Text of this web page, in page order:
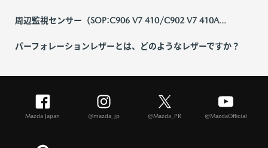
周辺監視センサー（SOP:C906 V7 410/C902 V7 410A...
パーフォレーションレザーとは、どのようなレザーですか？
Mazda Japan @mazda_jp @Mazda_PR @MazdaOfficial